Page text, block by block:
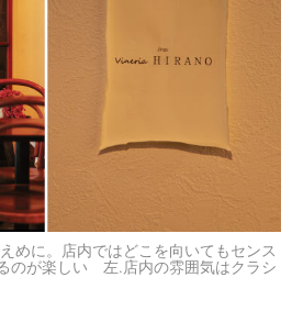
めに。店内ではどこを向いてもセンス
のが楽しい 左.店内の雰囲気はクラシ